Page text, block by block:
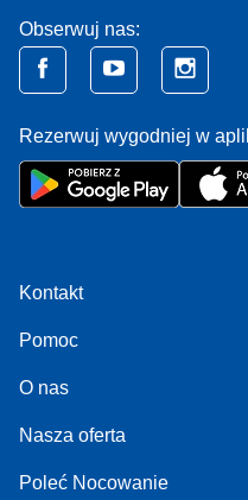
Obserwuj nas:
Rezerwuj wygodniej w
Kontakt
Pomoc
O nas
Nasza oferta
Poleć Nocowanie